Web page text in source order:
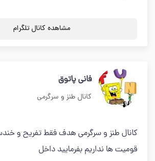
مشاهده کانال تلگرام
فانی پاتوق
کانال طنز و سرگرمی
کانال طنز و سرگرمی هدف فقط تفریح و
قومیت ها نداریم بفرمایید داخل